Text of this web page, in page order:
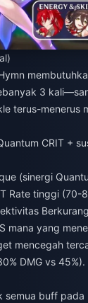
3
terus-menerus
CRIT +
(sinergi
Rate tinggi (70-
mana yang
mencegah
DMG vs 45%).
semua buff pada